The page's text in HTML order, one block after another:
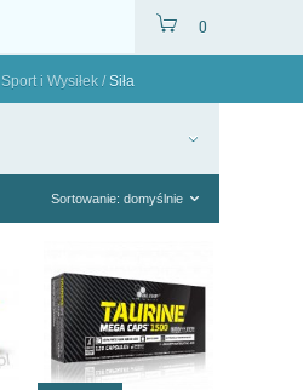
0
Sport i Wysiłek / Siła
Sortowanie: domyślnie